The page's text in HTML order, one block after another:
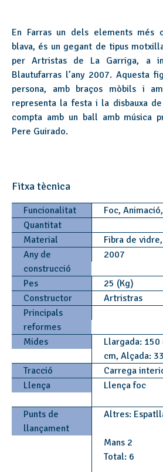
En Farras un dels elements més
blava, és un gegant de tipus
per Artristas de La Garriga, a
Blautufarras l’any 2007. Aquesta
persona, amb braços mòbils i
representa la festa i la disbauxa
compta amb un ball amb música
Pere Guirado.
Fitxa tècnica
Funcionalitat
Foc,
Quantitat
Material
Fibra de
Any de
construcció
2007
Pes
25 (Kg)
Constructor
Artristras
Principals
reformes
Mides
Llargada: 150
cm, Alçada:
Tracció
Carrega
Llença
Llença foc
Punts de
llançament
Altres:
Mans 2
Total: 6